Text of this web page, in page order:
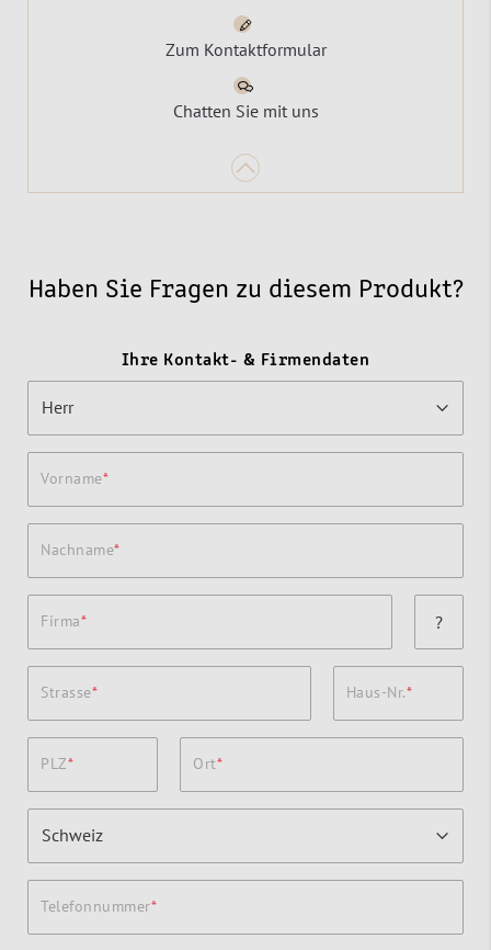
Zum Kontaktformular
Chatten Sie mit uns
Haben Sie Fragen zu diesem Produkt?
Ihre Kontakt- & Firmendaten
Vorname
Nachname
Firma ?
Strasse Haus-Nr.
PLZ Ort
Telefonnummer